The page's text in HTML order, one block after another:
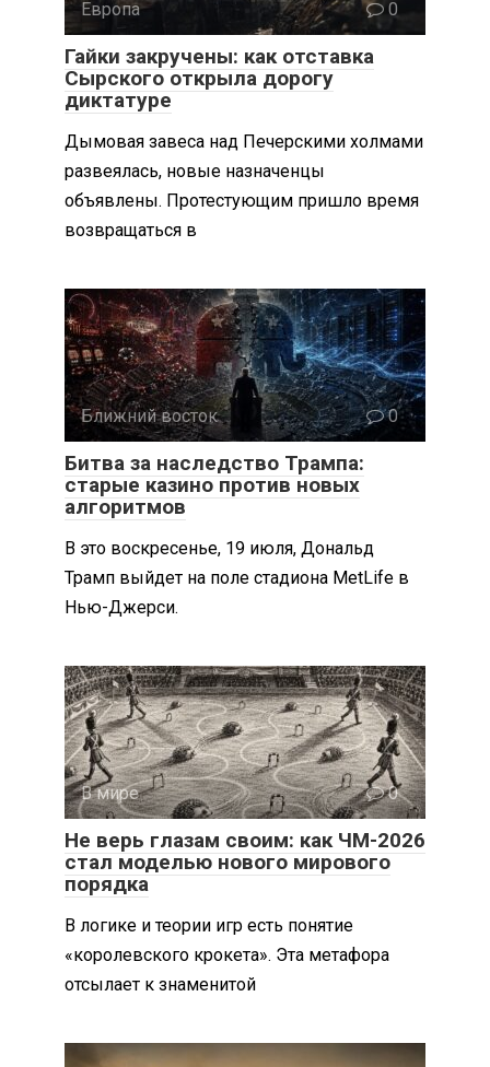
Европа 0
Гайки закручены: как отставка
Сырского открыла дорогу
диктатуре
Дымовая завеса над Печерскими холмами
развеялась, новые назначенцы
объявлены. Протестующим пришло время
возвращаться в
Ближний восток 0
Битва за наследство Трампа:
старые казино против новых
алгоритмов
В это воскресенье, 19 июля, Дональд
Трамп выйдет на поле стадиона MetLife в
Нью-Джерси.
В мире 0
Не верь глазам своим: как ЧМ-2026
стал моделью нового мирового
порядка
В логике и теории игр есть понятие
«королевского крокета». Эта метафора
отсылает к знаменитой